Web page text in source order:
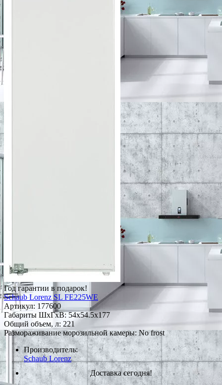
Год гарантии в подарок!
Schaub Lorenz SL FE225WE
Артикул: 177600
Габариты ШxГxВ: 54x54.5x177
Общий объем, л: 221
Размораживание морозильной камеры: No frost
Производитель:
Schaub Lorenz
Доставка сегодня!